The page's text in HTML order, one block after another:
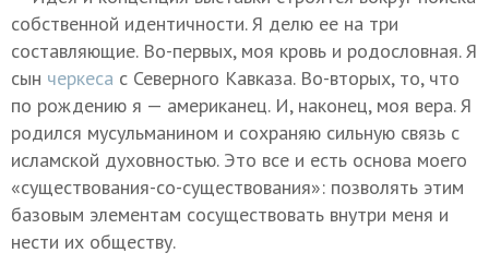
собственной идентичности. Я делю ее на три
составляющие. Во-первых, моя кровь и родословная. Я
сын черкеса с Северного Кавказа. Во-вторых, то, что
по рождению я — американец. И, наконец, моя вера. Я
родился мусульманином и сохраняю сильную связь с
исламской духовностью. Это все и есть основа моего
«существования-со-существования»: позволять этим
базовым элементам сосуществовать внутри меня и
нести их обществу.